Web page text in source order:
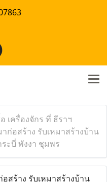
เครื่องจักร ที่ ธีราฯ
ก่อสร้าง รับเหมาสร้างบ้าน
ะบี่ พังงา ชุมพร
สร้าง รับเหมาสร้างบ้าน